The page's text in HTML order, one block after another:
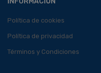
Política de cookies
Política de privacidad
Términos y Condiciones